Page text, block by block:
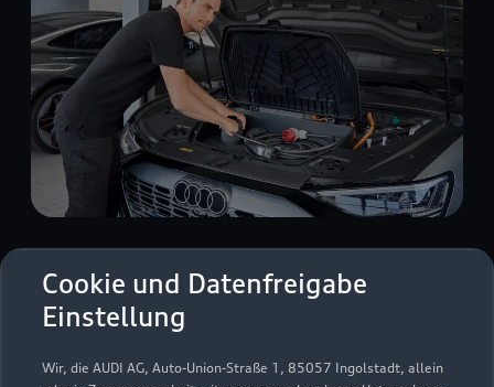
Cookie und Datenfreigabe
Einstellung
Wir, die AUDI AG, Auto-Union-Straße 1, 85057 Ingolstadt, allein
Zur Reparatur